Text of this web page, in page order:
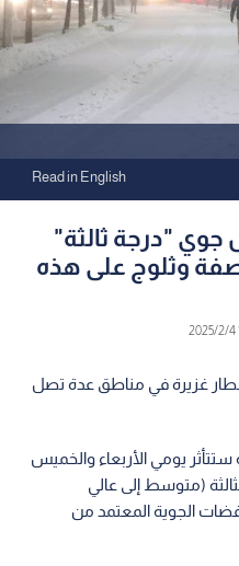
Read in English
"درجة ثالثة"
وثلوج على هذه
غزيرة في مناطق عدة تصل
يومي الأربعاء والخميس
(متوسط إلى عالي
الجوية المعتمد من